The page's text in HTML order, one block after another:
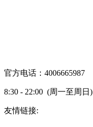
官方电话：4006665987
8:30 - 22:00 (周一至周日)
友情链接: